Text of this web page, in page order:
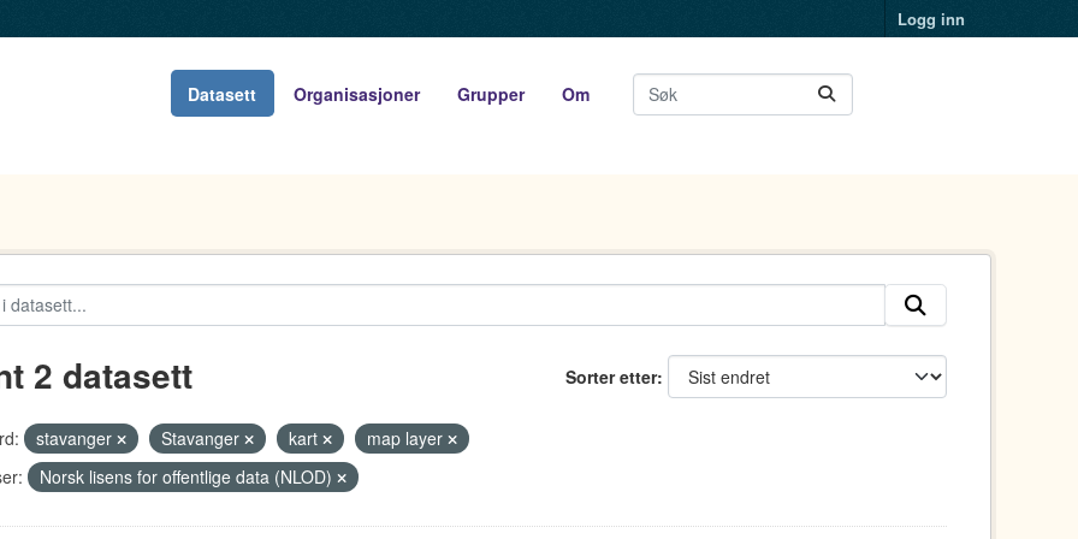
Logg inn
Datasett Organisasjoner Grupper Om
Sorter etter
2 datasett
stavanger Stavanger kart
map layer
Norsk lisens for offentlige data (NLOD)